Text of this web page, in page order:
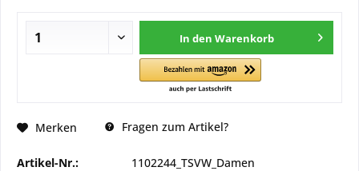
In den Warenkorb
Merken Fragen zum Artikel?
Artikel-Nr.: 1102244_TSVW_Damen